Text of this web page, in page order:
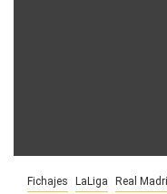
Fichajes LaLiga Real